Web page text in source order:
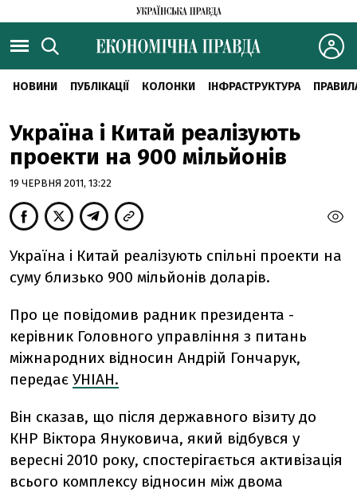
НОВИНИ ПУБЛІКАЦІЇ КОЛОНКИ ІНФРАСТРУКТУРА
Україна і Китай реалізують
проекти на 900 мільйонів
19 ЧЕРВНЯ 2011, 13:22
Україна і Китай реалізують спільні проекти на
суму близько 900 мільйонів доларів.
Про це повідомив радник президента -
керівник Головного управління з питань
міжнародних відносин Андрій Гончарук,
передає УНІАН.
Він сказав, що після державного візиту до
КНР Віктора Януковича, який відбувся у
вересні 2010 року, спостерігається активізація
всього комплексу відносин між двома